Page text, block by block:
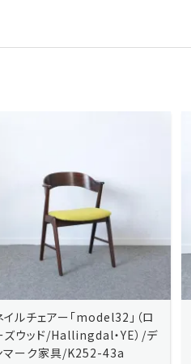
イルチェアー「model32」（ロ
ズウッド/Hallingdal・YE）/デ
マーク家具/K252-43a